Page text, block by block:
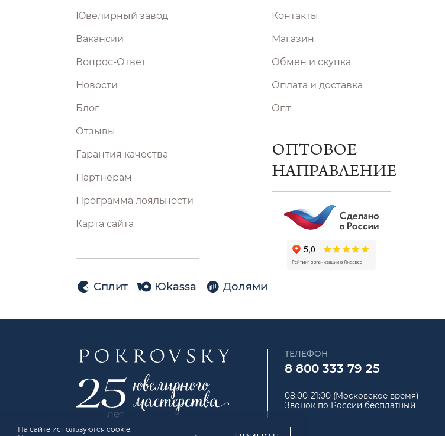
Ювелирный завод
Вакансии
Вопрос-Ответ
Новости
Блог
Отзывы
Гарантия качества
Партнёрам
Программа лояльности
Карта сайта
Сплит Юkassa Долями
Контакты
Магазин
Обмен и скупка
Оплата и доставка
Опт
ОПТОВОЕ
НАПРАВЛЕНИЕ
ТЕЛЕФОН
8 800 333 79 25
08:00-21:00 (Московское время)
Звонок по России бесплатный
На сайте используются cookie.